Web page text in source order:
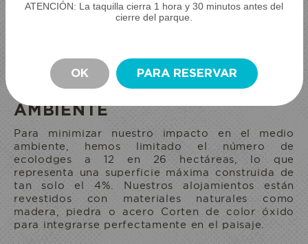
AMBIENTE
ALOJAMIENTOS ECOLÓGICOS
RESPETUOSOS CON EL MEDIO
AMBIENTE
Para minimizar nuestro impacto en el medio
ambiente, hemos limitado el número de
ecolodges a 12 en 26 hectáreas, lo que
representa una superficie máxima construida de
tan solo el 4%. Nuestros alojamientos están
revestidos con materiales naturales como
madera, piedra o acero Corten de color óxido
para integrarse perfectamente en el paisaje.
PERMANECER
ATENCIÓN: La taquilla cierra 1 hora y 30 minutos antes del
cierre del parque.
OK PARA RESERVAR